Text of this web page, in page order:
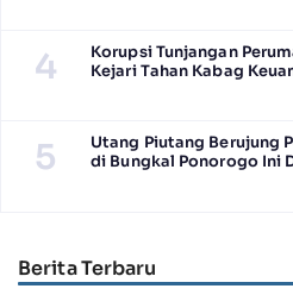
4
Korupsi Tunjangan
Kejari Tahan Kabag
5
Utang Piutang Berujung
di Bungkal Ponorogo Ini
Berita Terbaru